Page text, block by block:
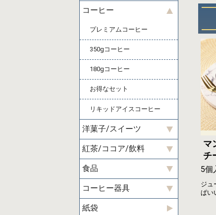
コーヒー
プレミアムコーヒー
350gコーヒー
180gコーヒー
お得なセット
リキッドアイスコーヒー
洋菓子/スイーツ
紅茶/ココア/飲料
食品
コーヒー器具
紙袋
マ
チ
5個
ジュ
ぱい